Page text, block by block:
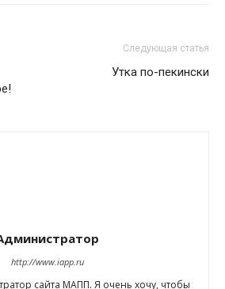
Следующая статья
Утка по-пекински
http://www.iapp.ru
сайта МАПП. Я очень хочу, чтобы